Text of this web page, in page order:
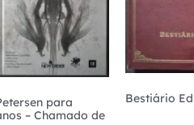
para
– Chamado de
Bestiário